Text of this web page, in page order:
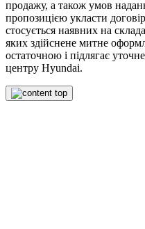
продажу, а також умов
пропозицією укласти
стосується наявних на
яких здійснене митне
остаточною і підлягає
центру Hyundai.